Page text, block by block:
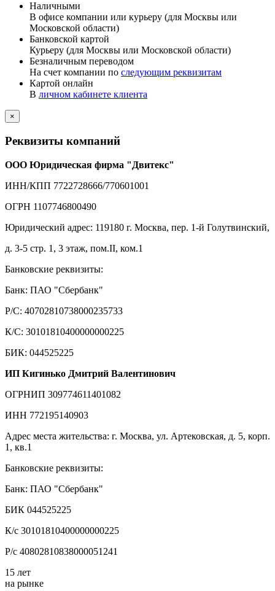
Наличными
В офисе компании или курьеру (для Москвы или
Московской области)
Банковской картой
Курьеру (для Москвы или Московской области)
Безналичным переводом
На счет компании по следующим реквизитам
Картой онлайн
В личном кабинете клиента
×
Реквизиты компаний
ООО Юридическая фирма "Двитекс"
ИНН/КПП 7722728666/770601001
ОГРН 1107746800490
Юридический адрес: 119180 г. Москва, пер. 1-й Голутвинский,
д. 3-5 стр. 1, 3 этаж, пом.II, ком.1
Банковские реквизиты:
Банк: ПАО "Сбербанк"
Р/С: 40702810738000235733
К/С: 30101810400000000225
БИК: 044525225
ИП Кигинько Дмитрий Валентинович
ОГРНИП 309774611401082
ИНН 772195140903
Адрес места жительства: г. Москва, ул. Артековская, д. 5, корп.
1, кв.1
Банковские реквизиты:
Банк: ПАО "Сбербанк"
БИК 044525225
К/с 30101810400000000225
Р/с 40802810838000051241
15 лет
на рынке